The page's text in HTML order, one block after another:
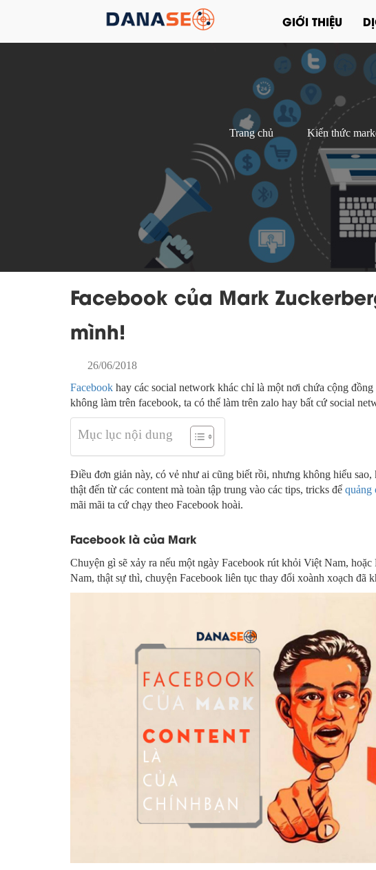
GIỚI THIỆU
Trang chủ Kiến thức
Facebook của Mark
mình!
26/06/2018
Facebook hay các social network khác chỉ là một nơi chứa cộng
không làm trên facebook, ta có thể làm trên zalo hay bất cứ social
Mục lục nội dung
Điều đơn giản này, có vẻ như ai cũng biết rồi, nhưng không hiểu
thật đến từ các content mà toàn tập trung vào các tips, tricks để quảng
mãi mãi ta cứ chạy theo Facebook hoài.
Facebook là của Mark
Chuyện gì sẽ xảy ra nếu một ngày Facebook rút khỏi Việt Nam,
Nam, thật sự thì, chuyện Facebook liên tục thay đổi xoành xoạch đã